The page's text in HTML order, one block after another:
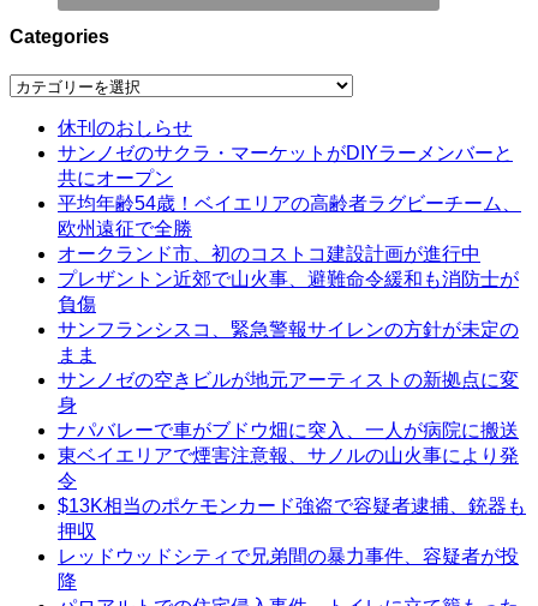
Categories
Categories
休刊のおしらせ
サンノゼのサクラ・マーケットがDIYラーメンバーと
共にオープン
平均年齢54歳！ベイエリアの高齢者ラグビーチーム、
欧州遠征で全勝
オークランド市、初のコストコ建設計画が進行中
プレザントン近郊で山火事、避難命令緩和も消防士が
負傷
サンフランシスコ、緊急警報サイレンの方針が未定の
まま
サンノゼの空きビルが地元アーティストの新拠点に変
身
ナパバレーで車がブドウ畑に突入、一人が病院に搬送
東ベイエリアで煙害注意報、サノルの山火事により発
令
$13K相当のポケモンカード強盗で容疑者逮捕、銃器も
押収
レッドウッドシティで兄弟間の暴力事件、容疑者が投
降